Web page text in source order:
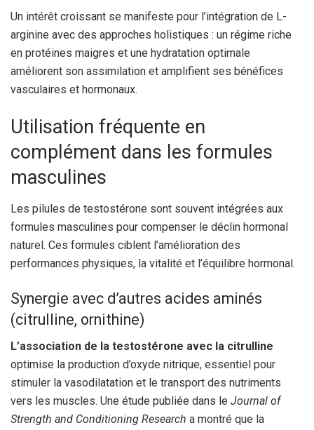
Un intérêt croissant se manifeste pour l’intégration de L-
arginine avec des approches holistiques : un régime riche
en protéines maigres et une hydratation optimale
améliorent son assimilation et amplifient ses bénéfices
vasculaires et hormonaux.
Utilisation fréquente en
complément dans les formules
masculines
Les pilules de testostérone sont souvent intégrées aux
formules masculines pour compenser le déclin hormonal
naturel. Ces formules ciblent l’amélioration des
performances physiques, la vitalité et l’équilibre hormonal.
Synergie avec d’autres acides aminés
(citrulline, ornithine)
L’association de la testostérone avec la citrulline
optimise la production d’oxyde nitrique, essentiel pour
stimuler la vasodilatation et le transport des nutriments
vers les muscles. Une étude publiée dans le Journal of
Strength and Conditioning Research a montré que la